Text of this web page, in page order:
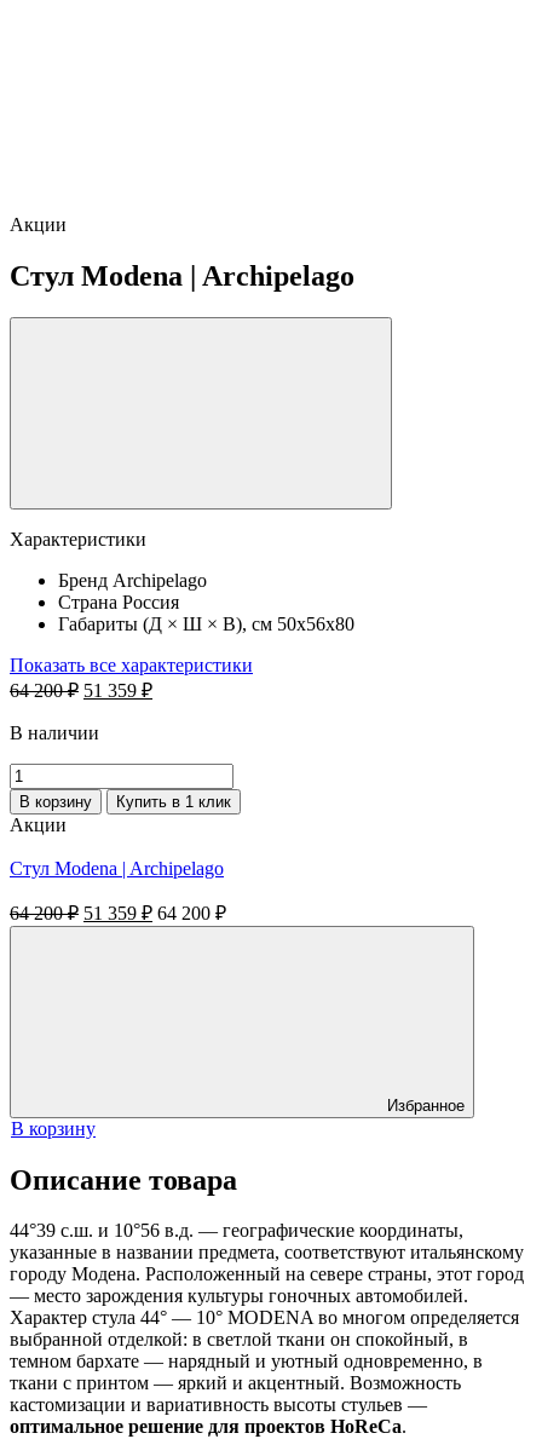
Акции
Стул Modena | Archipelago
Характеристики
Бренд Archipelago
Страна Россия
Габариты (Д × Ш × В), см 50х56х80
Показать все характеристики
64 200₽ Первоначальная
составляла
51 359 ₽Текущая
В наличии
Количество
товара
Стул
Modena
|
Archipelago
В корзину Купить в 1 клик
Акции
Стул Modena | Archipelago
64 200₽ Первоначальная
цена
51 359 ₽Текущая
цена:
64 200 ₽
Избранное
В корзину
Описание товара
44°39 с.ш. и 10°56 в.д. — географические координаты,
указанные в названии предмета, соответствуют итальянскому
городу Модена. Расположенный на севере страны, этот город
— место зарождения культуры гоночных автомобилей.
Характер стула 44° — 10° MODENA во многом определяется
выбранной отделкой: в светлой ткани он спокойный, в
темном бархате — нарядный и уютный одновременно, в
ткани с принтом — яркий и акцентный. Возможность
кастомизации и вариативность высоты стульев —
оптимальное решение для проектов HoReCa.